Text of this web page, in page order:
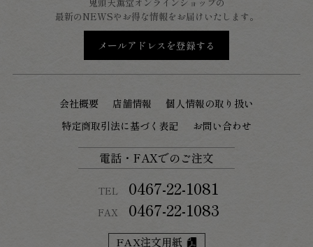
最新のNEWSやお得な情報をお届けいたします。
メールアドレスを登録する
会社概要 店舗情報
個人情報の取り扱い
特定商取引法に基づく表記
お問い合わせ
電話・FAXでのご注文
TEL 0467-22-1081
FAX 0467-22-1083
FAX注文用紙